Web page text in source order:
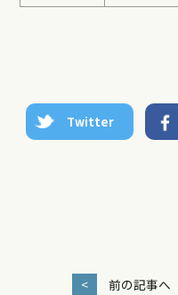
Twitter
< 前の記事へ